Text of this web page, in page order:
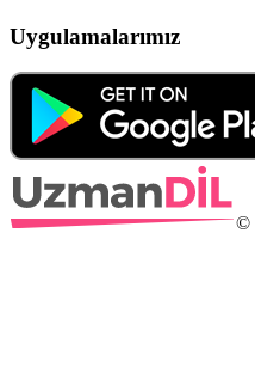
Uygulamalarımız
©